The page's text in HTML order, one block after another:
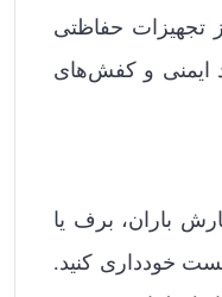
تجهیزات حفاظتی
ایمنی و کفش‌های
باران، برف یا
خودداری کنید.